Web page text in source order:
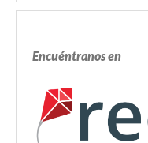
Encuéntranos en